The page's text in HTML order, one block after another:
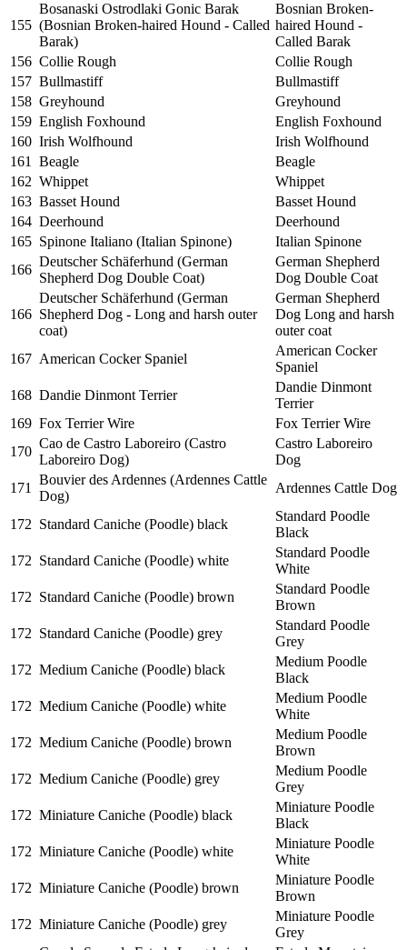
155
Bosanaski Ostrodlaki Gonic Barak
(Bosnian Broken-haired Hound - Called
Barak)
Bosnian Broken-
haired Hound -
Called Barak
156 Collie Rough
Collie Rough
157 Bullmastiff
Bullmastiff
158 Greyhound
Greyhound
159 English Foxhound
English Foxhound
160 Irish Wolfhound
Irish Wolfhound
161
Beagle
Beagle
162 Whippet
Whippet
163 Basset Hound
Basset Hound
164 Deerhound
Deerhound
165 Spinone Italiano (Italian Spinone)
Italian Spinone
166
Deutscher Schäferhund (German
Shepherd Dog Double Coat)
German Shepherd
Dog Double Coat
166
Deutscher Schäferhund (German
Shepherd Dog - Long and harsh outer
coat)
German Shepherd
Dog Long and harsh
outer coat
167 American Cocker Spaniel
American Cocker
Spaniel
168 Dandie Dinmont Terrier
Dandie Dinmont
Terrier
169 Fox Terrier Wire
Fox Terrier Wire
170
Cao de Castro Laboreiro (Castro
Laboreiro Dog)
Castro Laboreiro
Dog
171
Bouvier des Ardennes (Ardennes Cattle
Dog)
Ardennes Cattle Dog
172 Standard Caniche (Poodle) black
Standard Poodle
Black
172 Standard Caniche (Poodle) white
Standard Poodle
White
172 Standard Caniche (Poodle) brown
Standard Poodle
Brown
172 Standard Caniche (Poodle) grey
Standard Poodle
Grey
172 Medium Caniche (Poodle) black
Medium Poodle
Black
172 Medium Caniche (Poodle) white
Medium Poodle
White
172 Medium Caniche (Poodle) brown
Medium Poodle
Brown
172 Medium Caniche (Poodle) grey
Medium Poodle
Grey
172 Miniature Caniche (Poodle) black
Miniature Poodle
Black
172 Miniature Caniche (Poodle) white
Miniature Poodle
White
172 Miniature Caniche (Poodle) brown
Miniature Poodle
Brown
172 Miniature Caniche (Poodle) grey
Miniature Poodle
Grey